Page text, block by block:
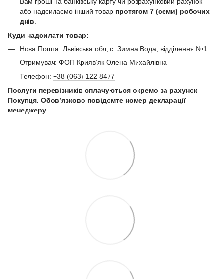
або надсилаємо інший товар протягом 7 (семи) робочих
днів
Куди надсилати товар:
Нова Пошта: Львівська обл, с. Зимна Вода, відділення №1
Отримувач: ФОП Криявʼяк Олена Михайлівна
Телефон: +38 (063) 122 8477
Послуги перевізників сплачуються окремо за рахунок
Покупця. Обов’язково повідомте номер декларації
менеджеру.